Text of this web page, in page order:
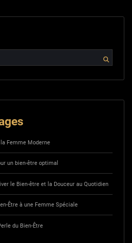
Femme Moderne
un bien-être optimal
le Bien-être et la Douceur au Quotidien
Être à une Femme Spéciale
du Bien-Être